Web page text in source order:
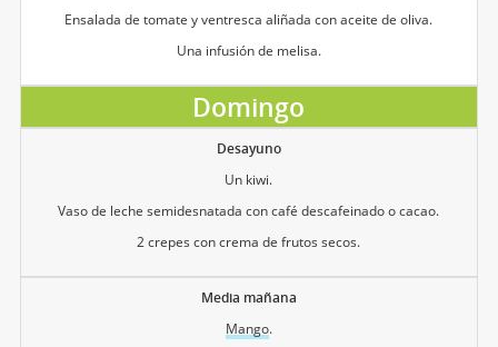
Ensalada de tomate y ventresca aliñada con aceite de oliva.
Una infusión de melisa.
Domingo
Desayuno
Un kiwi.
Vaso de leche semidesnatada con café descafeinado o cacao.
2 crepes con crema de frutos secos.
Media mañana
Mango.